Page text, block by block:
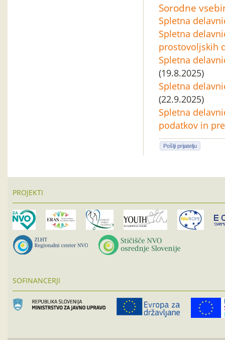
Sorodne
Spletna
Spletna
prostovoljskih
Spletna
(19.8.2025)
Spletna
(22.9.2025)
Spletna
podatkov in
Pošlji prijatelju
PROJEKTI
SOFINANCERJI